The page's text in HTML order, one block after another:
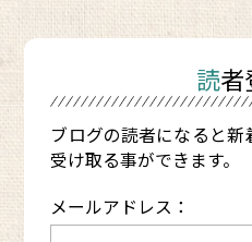
読
ブログの読者になると
受け取る事ができます。
メールアドレス：